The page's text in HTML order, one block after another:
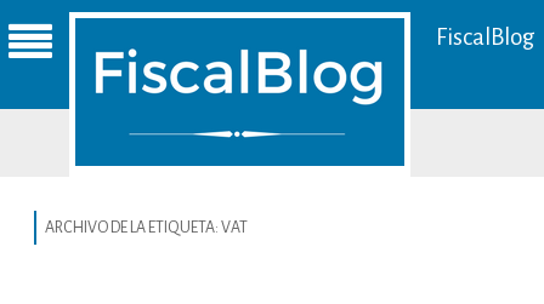
FiscalBlog
ARCHIVO DE LA ETIQUETA: VAT